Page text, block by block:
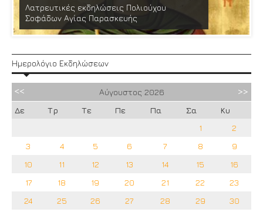
Λατρευτικές εκδηλώσεις Πολιούχου
Σοφάδων Αγίας Παρασκευής
Ημερολόγιο Εκδηλώσεων
Αύγουστος 2026
Δε
Τρ Τε Πε Πα Σα
Κυ
1
2
3
4 5 6 7 8
9
10
11 12 13 14 15
16
17
18 19 20 21 22
23
24
25 26 27 28 29 30